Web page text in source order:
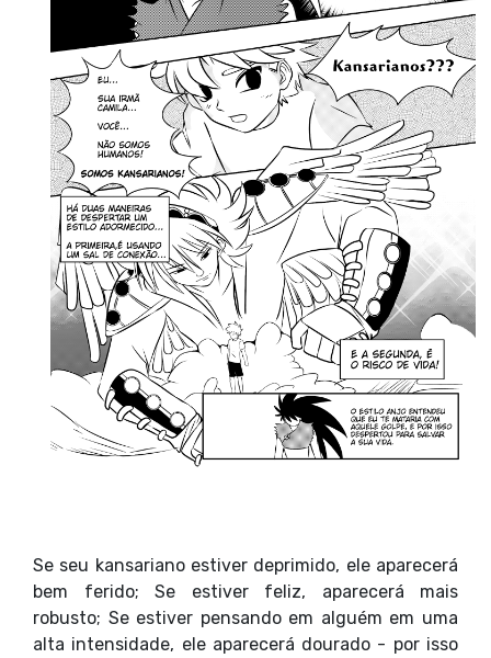
Se seu kansariano estiver deprimido, ele aparecerá
bem ferido; Se estiver feliz, aparecerá mais
robusto; Se estiver pensando em alguém em uma
alta intensidade, ele aparecerá dourado - por isso